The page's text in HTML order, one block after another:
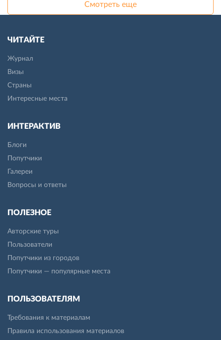
Смотреть еще
ЧИТАЙТЕ
Журнал
Визы
Страны
Интересные места
ИНТЕРАКТИВ
Блоги
Попутчики
Галереи
Вопросы и ответы
ПОЛЕЗНОЕ
Авторские туры
Пользователи
Попутчики из городов
Попутчики — популярные места
ПОЛЬЗОВАТЕЛЯМ
Требования к материалам
Правила использования материалов